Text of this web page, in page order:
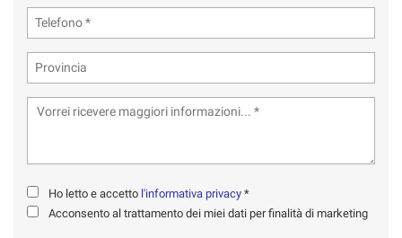
Ho letto e accetto l'informativa privacy *
Acconsento al trattamento dei miei dati per finalità di marketing
Cookie per il miglioramento dell'esperienza utente